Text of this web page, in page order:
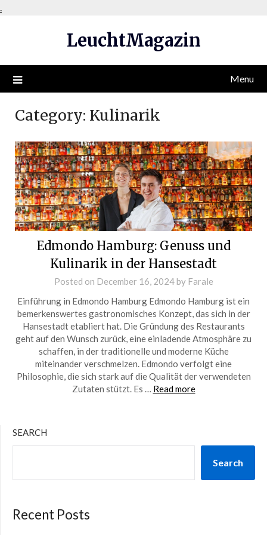
.
LeuchtMagazin
Menu
Category: Kulinarik
Edmondo Hamburg: Genuss und
Kulinarik in der Hansestadt
Posted on December 16, 2024by Farale
Einführung in Edmondo Hamburg Edmondo Hamburg ist ein
bemerkenswertes gastronomisches Konzept, das sich in der
Hansestadt etabliert hat. Die Gründung des Restaurants
geht auf den Wunsch zurück, eine einladende Atmosphäre zu
schaffen, in der traditionelle und moderne Küche
miteinander verschmelzen. Edmondo verfolgt eine
Philosophie, die sich stark auf die Qualität der verwendeten
Zutaten stützt. Es … Read more
SEARCH
Search
Recent Posts